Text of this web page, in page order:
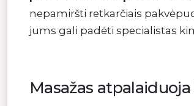
nepamiršti retkarčiais
jums gali padėti specialistas
Masažas